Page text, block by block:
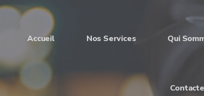
Accueil Nos Services Qui